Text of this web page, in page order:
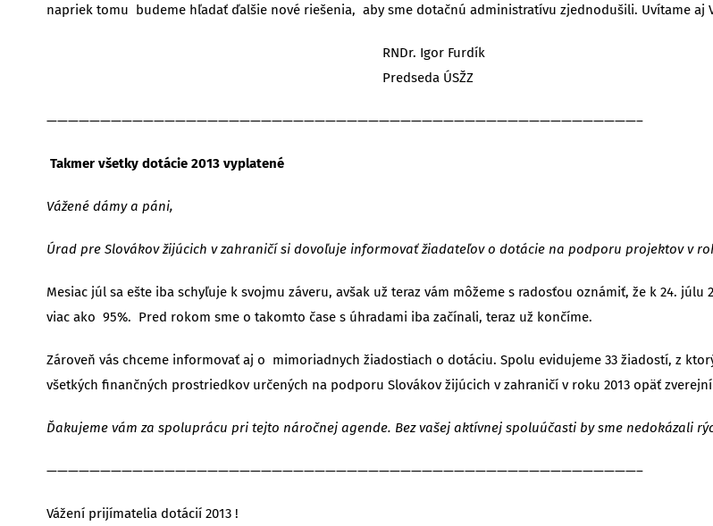
napriek tomu budeme hľadať ďalšie nové riešenia, aby sme dotačnú administratívu zjednodušili. Uvítame aj
RNDr. Igor Furdík
Predseda ÚSŽZ
———————————————————————————————————————————————————————–
Takmer všetky dotácie 2013 vyplatené
Vážené dámy a páni,
Úrad pre Slovákov žijúcich v zahraničí si dovoľuje informovať žiadateľov o dotácie na podporu projektov v
Mesiac júl sa ešte iba schyľuje k svojmu záveru, avšak už teraz vám môžeme s radosťou oznámiť, že k 24.
viac ako 95%. Pred rokom sme o takomto čase s úhradami iba začínali, teraz už končíme.
Zároveň vás chceme informovať aj o mimoriadnych žiadostiach o dotáciu. Spolu evidujeme 33 žiadostí, z
všetkých finančných prostriedkov určených na podporu Slovákov žijúcich v zahraničí v roku 2013 opäť
Ďakujeme vám za spoluprácu pri tejto náročnej agende. Bez vašej aktívnej spoluúčasti by sme nedokázali
———————————————————————————————————————————————————————–
Vážení prijímatelia dotácií 2013 !